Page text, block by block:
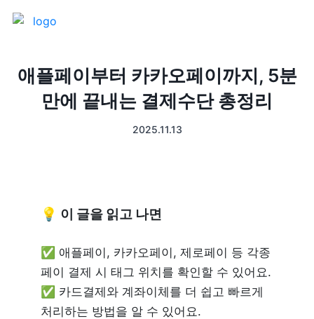
프론트
고객관리
매출 장부
픽업주문
테이블주문
애플페이부터 카카오페이까지, 5분
만에 끝내는 결제수단 총정리
2025.11.13
💡 이 글을 읽고 나면
✅ 애플페이, 카카오페이, 제로페이 등 각종
페이 결제 시 태그 위치를 확인할 수 있어요.
✅ 카드결제와 계좌이체를 더 쉽고 빠르게
처리하는 방법을 알 수 있어요.